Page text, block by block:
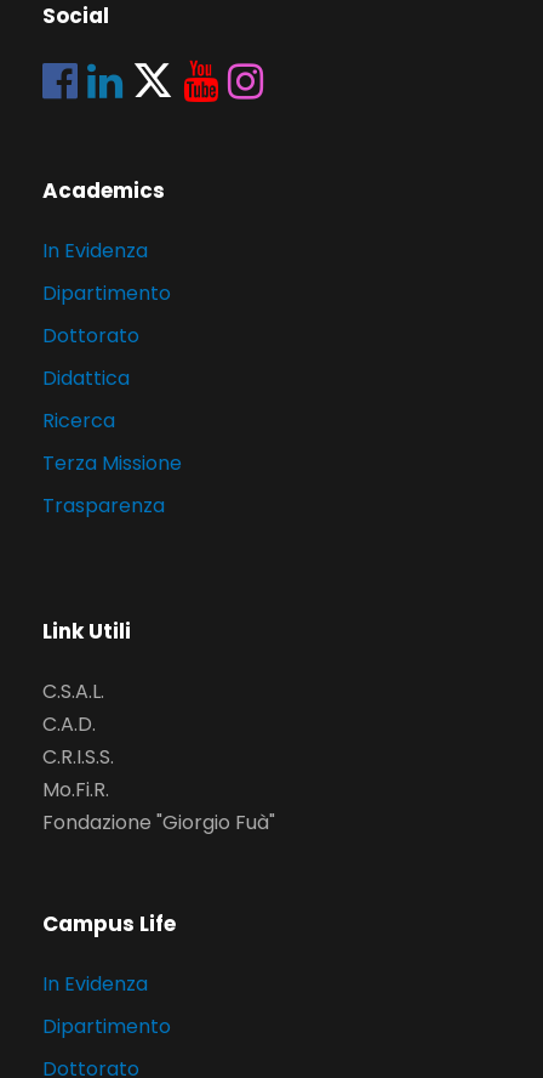
Social
Academics
In Evidenza
Dipartimento
Dottorato
Didattica
Ricerca
Terza Missione
Trasparenza
Link Utili
C.S.A.L.
C.A.D.
C.R.I.S.S.
Mo.Fi.R.
Fondazione "Giorgio Fuà"
Campus Life
In Evidenza
Dipartimento
Dottorato